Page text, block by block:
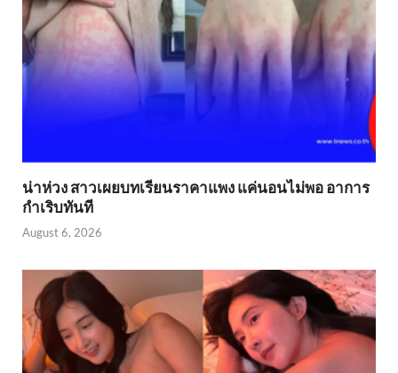
น่าห่วง สาวเผยบทเรียนราคาแพง แค่นอนไม่พอ อาการ
กำเริบทันที
August 6, 2026